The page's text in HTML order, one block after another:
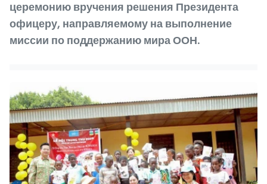
церемонию вручения решения Президента
офицеру, направляемому на выполнение
миссии по поддержанию мира ООН.